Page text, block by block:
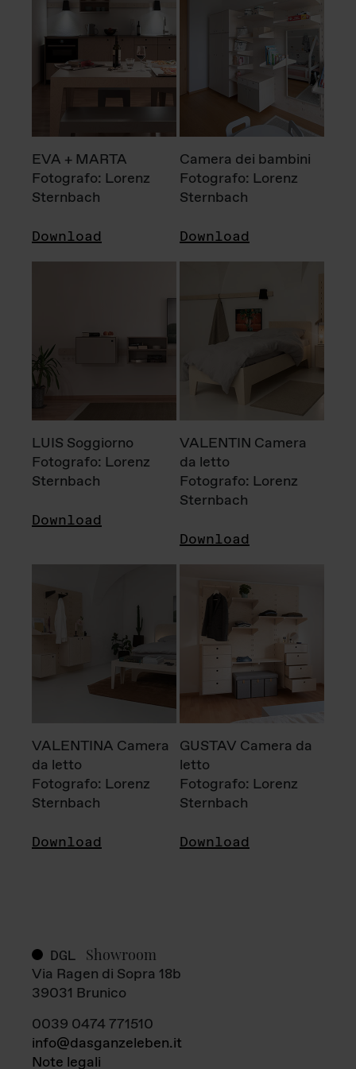
EVA + MARTA
Fotografo: Lorenz
Sternbach
Download
Camera dei bambini
Fotografo: Lorenz
Sternbach
Download
LUIS Soggiorno
Fotografo: Lorenz
Sternbach
Download
VALENTIN Camera
da letto
Fotografo: Lorenz
Sternbach
Download
VALENTINA Camera
da letto
Fotografo: Lorenz
Sternbach
Download
GUSTAV Camera da
letto
Fotografo: Lorenz
Sternbach
Download
DGL Showroom
Via Ragen di Sopra 18b
39031 Brunico
0039 0474 771510
info@dasganzeleben.it
Note legali